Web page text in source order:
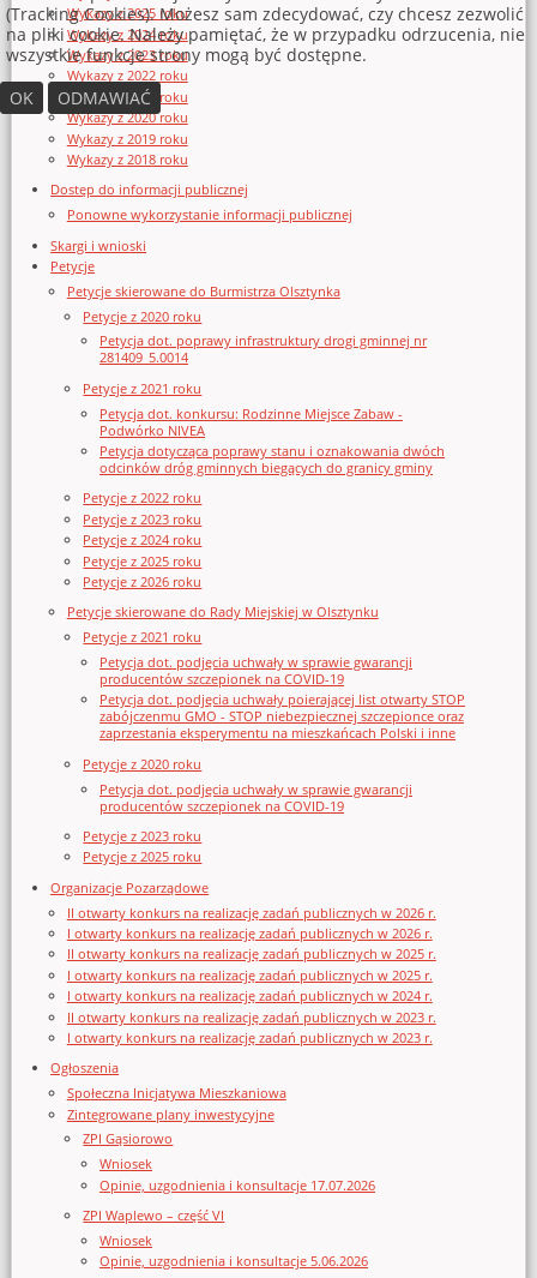
Wykazy z 2025 roku
Wykazy z 2024 roku
Wykazy z 2023 roku
Wykazy z 2022 roku
Wykazy z 2021 roku
Wykazy z 2020 roku
Wykazy z 2019 roku
Wykazy z 2018 roku
Dostęp do informacji publicznej
Ponowne wykorzystanie informacji publicznej
Skargi i wnioski
Petycje
Petycje skierowane do Burmistrza Olsztynka
Petycje z 2020 roku
Petycja dot. poprawy infrastruktury drogi gminnej nr
281409_5.0014
Petycje z 2021 roku
Petycja dot. konkursu: Rodzinne Miejsce Zabaw -
Podwórko NIVEA
Petycja dotycząca poprawy stanu i oznakowania dwóch
odcinków dróg gminnych biegących do granicy gminy
Petycje z 2022 roku
Petycje z 2023 roku
Petycje z 2024 roku
Petycje z 2025 roku
Petycje z 2026 roku
Petycje skierowane do Rady Miejskiej w Olsztynku
Petycje z 2021 roku
Petycja dot. podjęcia uchwały w sprawie gwarancji
producentów szczepionek na COVID-19
Petycja dot. podjęcia uchwały poierającej list otwarty STOP
zabójczenmu GMO - STOP niebezpiecznej szczepionce oraz
zaprzestania eksperymentu na mieszkańcach Polski i inne
Petycje z 2020 roku
Petycja dot. podjęcia uchwały w sprawie gwarancji
producentów szczepionek na COVID-19
Petycje z 2023 roku
Petycje z 2025 roku
Organizacje Pozarządowe
II otwarty konkurs na realizację zadań publicznych w 2026 r.
I otwarty konkurs na realizację zadań publicznych w 2026 r.
II otwarty konkurs na realizację zadań publicznych w 2025 r.
I otwarty konkurs na realizację zadań publicznych w 2025 r.
I otwarty konkurs na realizację zadań publicznych w 2024 r.
II otwarty konkurs na realizację zadań publicznych w 2023 r.
I otwarty konkurs na realizację zadań publicznych w 2023 r.
Ogłoszenia
Społeczna Inicjatywa Mieszkaniowa
Zintegrowane plany inwestycyjne
ZPI Gąsiorowo
Wniosek
Opinie, uzgodnienia i konsultacje 17.07.2026
ZPI Waplewo – część VI
Wniosek
Opinie, uzgodnienia i konsultacje 5.06.2026
(Tracking Cookies). Możesz sam zdecydować, czy chcesz zezwolić
na pliki cookie. Należy pamiętać, że w przypadku odrzucenia, nie
wszystkie funkcje strony mogą być dostępne.
OK
ODMAWIAĆ